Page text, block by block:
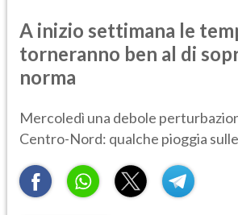
A inizio settimana le
torneranno ben al di
norma
Mercoledì una debole
Centro-Nord: qualche pioggia